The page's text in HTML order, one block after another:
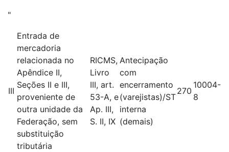
"
III
Entrada de
mercadoria
relacionada no
Apêndice II,
Seções II e III,
proveniente de
outra unidade da
Federação, sem
substituição
tributária
RICMS,
Livro
III, art.
53-A, e
Ap. III,
S. II, IX
Antecipação
com
encerramento
(varejistas)/ST
interna
(demais)
270
10004-
8